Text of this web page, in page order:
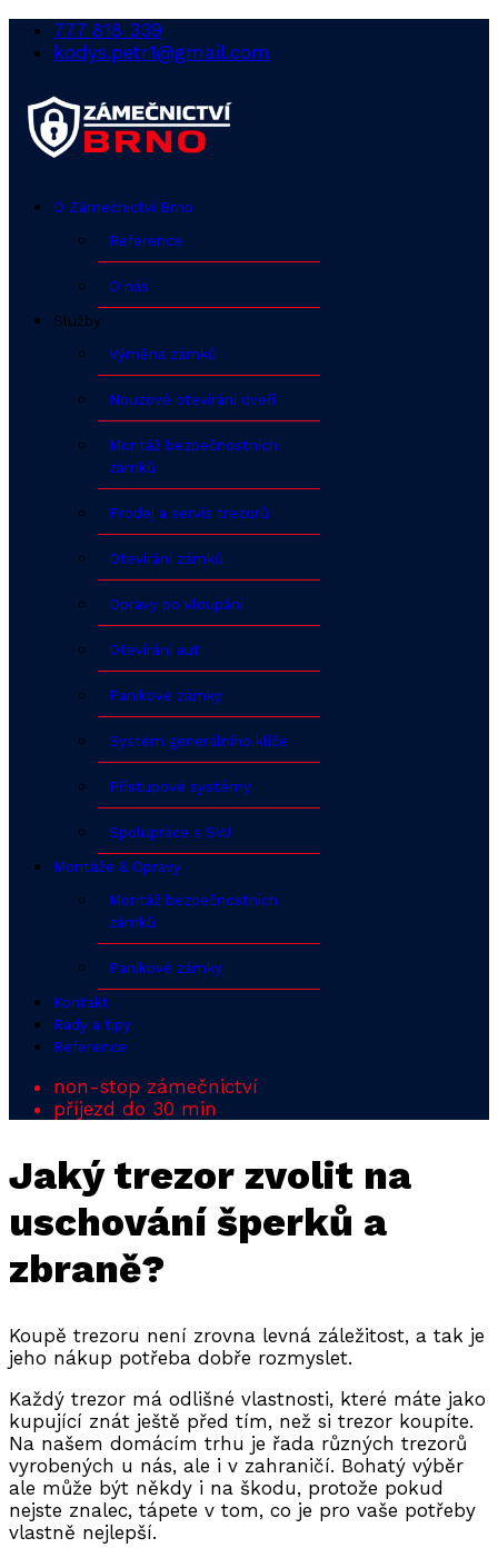
777 818 339
kodys.petr1@gmail.com
O Zámečnictví Brno
Reference
O nás
Služby
Výměna zámků
Nouzové otevírání dveří
Montáž bezpečnostních
zámků
Prodej a servis trezorů
Otevírání zámků
Opravy po vloupání
Otevírání aut
Panikové zámky
Systém generálního klíče
Přístupové systémy
Spolupráce s SVJ
Montáže & Opravy
Montáž bezpečnostních
zámků
Panikové zámky
Kontakt
Rady a tipy
Reference
non-stop zámečnictví
příjezd do 30 min
Jaký trezor zvolit na
uschování šperků a
zbraně?
Koupě trezoru není zrovna levná záležitost, a tak je
jeho nákup potřeba dobře rozmyslet.
Každý trezor má odlišné vlastnosti, které máte jako
kupující znát ještě před tím, než si trezor koupíte.
Na našem domácím trhu je řada různých trezorů
vyrobených u nás, ale i v zahraničí. Bohatý výběr
ale může být někdy i na škodu, protože pokud
nejste znalec, tápete v tom, co je pro vaše potřeby
vlastně nejlepší.